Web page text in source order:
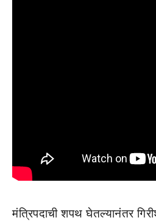
मंत्रिपदाची शपथ घेतल्यानंतर